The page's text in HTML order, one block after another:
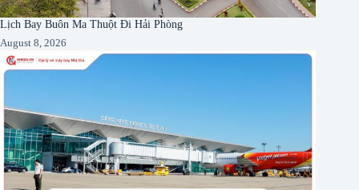
Lịch Bay Buôn Ma Thuột Đi Hải Phòng
August 8, 2026